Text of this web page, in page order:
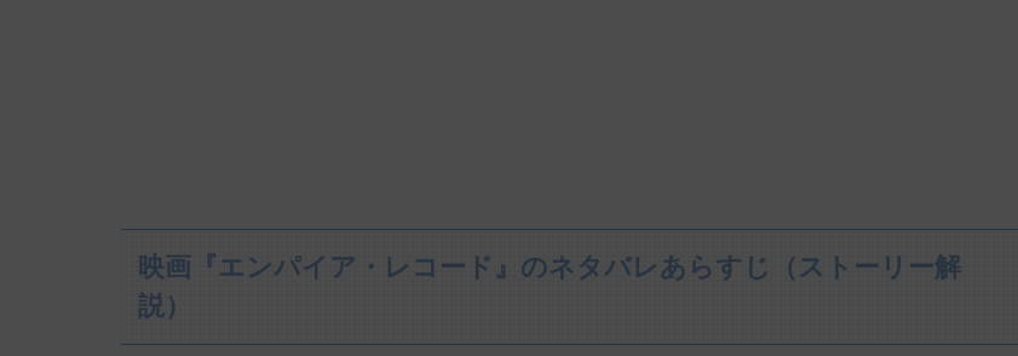
映画『エンパイア・レコード』のネタバレあらすじ（ストーリー解
説）